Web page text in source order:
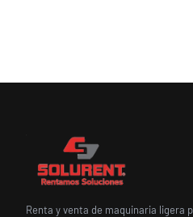
Renta y venta de maquinaria ligera